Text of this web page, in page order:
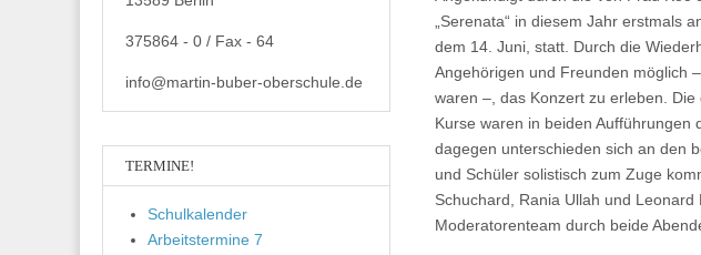
„Serenata“ in diesem Jahr erstmals
dem 14. Juni, statt. Durch die
Angehörigen und Freunden möglich
waren –, das Konzert zu erleben.
Kurse waren in beiden Aufführungen
dagegen unterschieden sich an den
und Schüler solistisch zum Zuge
Schuchard, Rania Ullah und
Moderatorenteam durch beide
375864 - 0 / Fax - 64
info@martin-buber-oberschule.de
TERMINE!
Schulkalender
Arbeitstermine 7